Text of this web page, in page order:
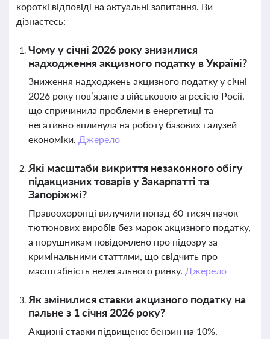
короткі відповіді на актуальні запитання. Ви
дізнаєтесь:
Чому у січні 2026 року знизилися
надходження акцизного податку в Україні?
Зниження надходжень акцизного податку у січні
2026 року пов’язане з військовою агресією Росії,
що спричинила проблеми в енергетиці та
негативно вплинула на роботу базових галузей
економіки. Джерело
Які масштаби викриття незаконного обігу
підакцизних товарів у Закарпатті та
Запоріжжі?
Правоохоронці вилучили понад 60 тисяч пачок
тютюнових виробів без марок акцизного податку,
а порушникам повідомлено про підозру за
кримінальними статтями, що свідчить про
масштабність нелегального ринку. Джерело
Як змінилися ставки акцизного податку на
пальне з 1 січня 2026 року?
Акцизні ставки підвищено: бензин на 10%,